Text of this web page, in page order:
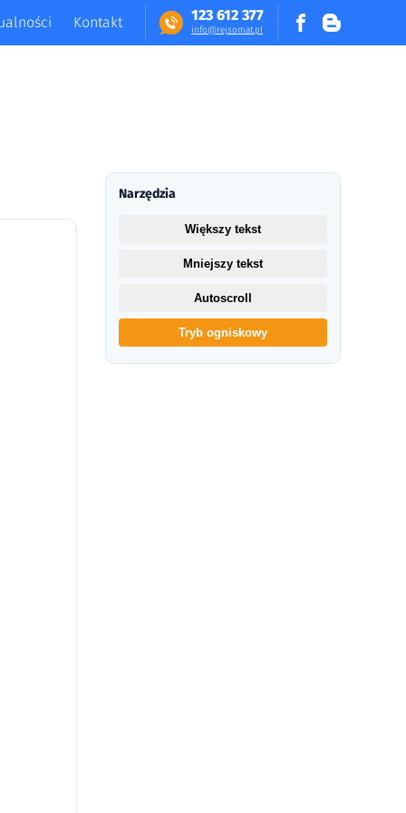
123 612 377
in​fo​@​​rej​somat​.​pl
Kontakt
Narzędzia
Większy tekst
Mniejszy tekst
Autoscroll
Tryb ogniskowy